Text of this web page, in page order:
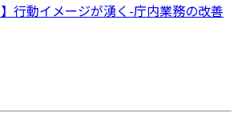
】行動イメージが湧く-庁内業務の改善